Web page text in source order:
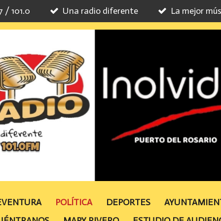
/ 101.0 Una radio diferente La mejor
POLÍTICA DEPORTES